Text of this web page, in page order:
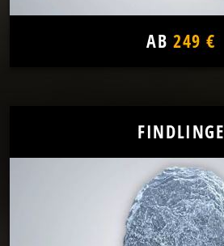
AB 249 €
FINDLINGE